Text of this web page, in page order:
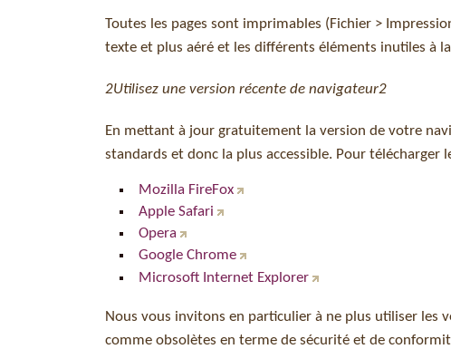
Toutes les pages sont imprimables (Fichier >
texte et plus aéré et les différents éléments inutiles à
2Utilisez une version récente de navigateur2
En mettant à jour gratuitement la version de votre
standards et donc la plus accessible. Pour télécharger
Mozilla FireFox
Apple Safari
Opera
Google Chrome
Microsoft Internet Explorer
Nous vous invitons en particulier à ne plus utiliser les
comme obsolètes en terme de sécurité et de